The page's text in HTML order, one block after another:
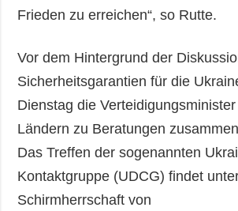
Frieden zu erreichen“, so Rutte.
Vor dem Hintergrund der
Sicherheitsgarantien für die
Dienstag die
Ländern zu Beratungen
Das Treffen der sogenannten
Kontaktgruppe (UDCG) findet
Schirmherrschaft von